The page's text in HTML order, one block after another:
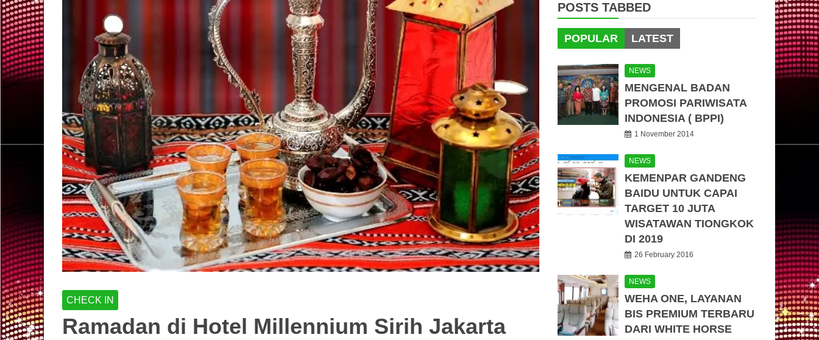
CHECK IN
Ramadan di Hotel Millennium Sirih Jakarta
POSTS TABBED
POPULAR LATEST
NEWS
MENGENAL BADAN
PROMOSI PARIWISATA
INDONESIA ( BPPI)
1 November 2014
NEWS
KEMENPAR GANDENG
BAIDU UNTUK CAPAI
TARGET 10 JUTA
WISATAWAN TIONGKOK
DI 2019
26 February 2016
NEWS
WEHA ONE, LAYANAN
BIS PREMIUM TERBARU
DARI WHITE HORSE